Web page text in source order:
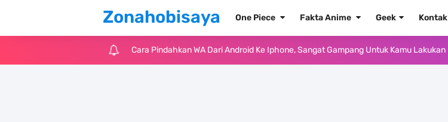
Zonahobisaya One Piece Fakta Anime Geek Kontak
7 Fakta Big Mom One Piece, Yonko Yang Punya Bounty Yang Tinggi Sejak Muda